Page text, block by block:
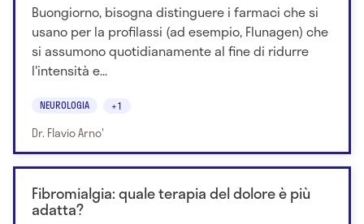
Buongiorno, bisogna distinguere i farmaci che si
usano per la profilassi (ad esempio, Flunagen) che
si assumono quotidianamente al fine di ridurre
l'intensità e...
NEUROLOGIA +1
Dr. Flavio Arno'
Fibromialgia: quale terapia del dolore è più
adatta?